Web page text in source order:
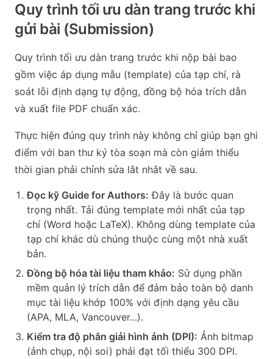
Quy trình tối ưu dàn trang trước khi
gửi bài (Submission)
Quy trình tối ưu dàn trang trước khi nộp bài bao
gồm việc áp dụng mẫu (template) của tạp chí, rà
soát lỗi định dạng tự động, đồng bộ hóa trích dẫn
và xuất file PDF chuẩn xác.
Thực hiện đúng quy trình này không chỉ giúp bạn ghi
điểm với ban thư ký tòa soạn mà còn giảm thiểu
thời gian phải chỉnh sửa lắt nhắt về sau.
Đọc kỹ Guide for Authors: Đây là bước quan
trọng nhất. Tải đúng template mới nhất của tạp
chí (Word hoặc LaTeX). Không dùng template của
tạp chí khác dù chúng thuộc cùng một nhà xuất
bản.
Đồng bộ hóa tài liệu tham khảo: Sử dụng phần
mềm quản lý trích dẫn để đảm bảo toàn bộ danh
mục tài liệu khớp 100% với định dạng yêu cầu
(APA, MLA, Vancouver...).
Kiểm tra độ phân giải hình ảnh (DPI): Ảnh bitmap
(ảnh chụp, nội soi) phải đạt tối thiểu 300 DPI.